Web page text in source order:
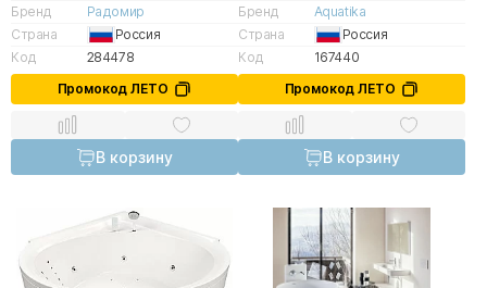
Бренд
Радомир
Страна
Россия
Код
284478
Промокод ЛЕТО
В корзину
Бренд
Aquatika
Страна
Россия
Код
167440
Промокод ЛЕТО
В корзину